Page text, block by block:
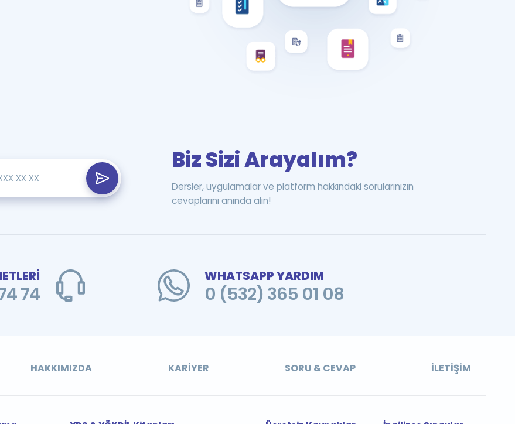
Biz Sizi Arayalım?
Dersler, uygulamalar ve platform hakkındaki sorularınızın
cevaplarını anında alın!
74
WHATSAPP YARDIM
0 (532) 365 01 08
HAKKIMIZDA KARIYER SORU & CEVAP İLETIŞIM